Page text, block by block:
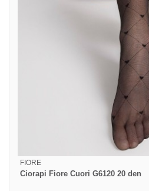
FIORE
Ciorapi Fiore Cuori G6120 20 den